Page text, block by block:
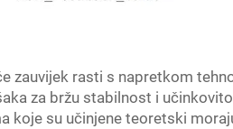
zauvijek rasti s napretkom
za bržu stabilnost i
koje su učinjene teoretski